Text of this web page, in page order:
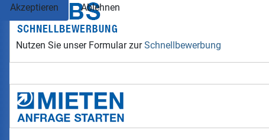
Nutzen Sie unser Formular zurSchnellbewerbung
Akzeptieren
Ablehnen